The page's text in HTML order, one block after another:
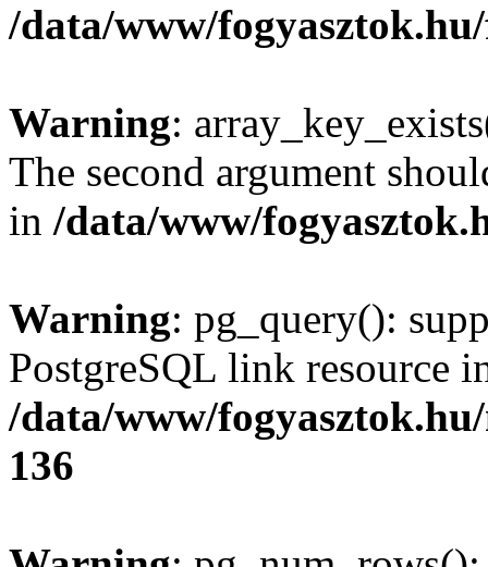
/data/www/
Warning:
The second argument
in /data/www/
Warning: pg_query():
PostgreSQL link resource
/data/www/
136